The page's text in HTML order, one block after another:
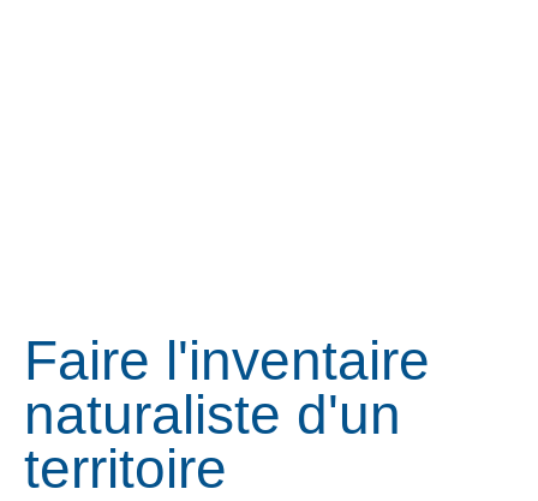
Faire l'inventaire
naturaliste d'un
territoire